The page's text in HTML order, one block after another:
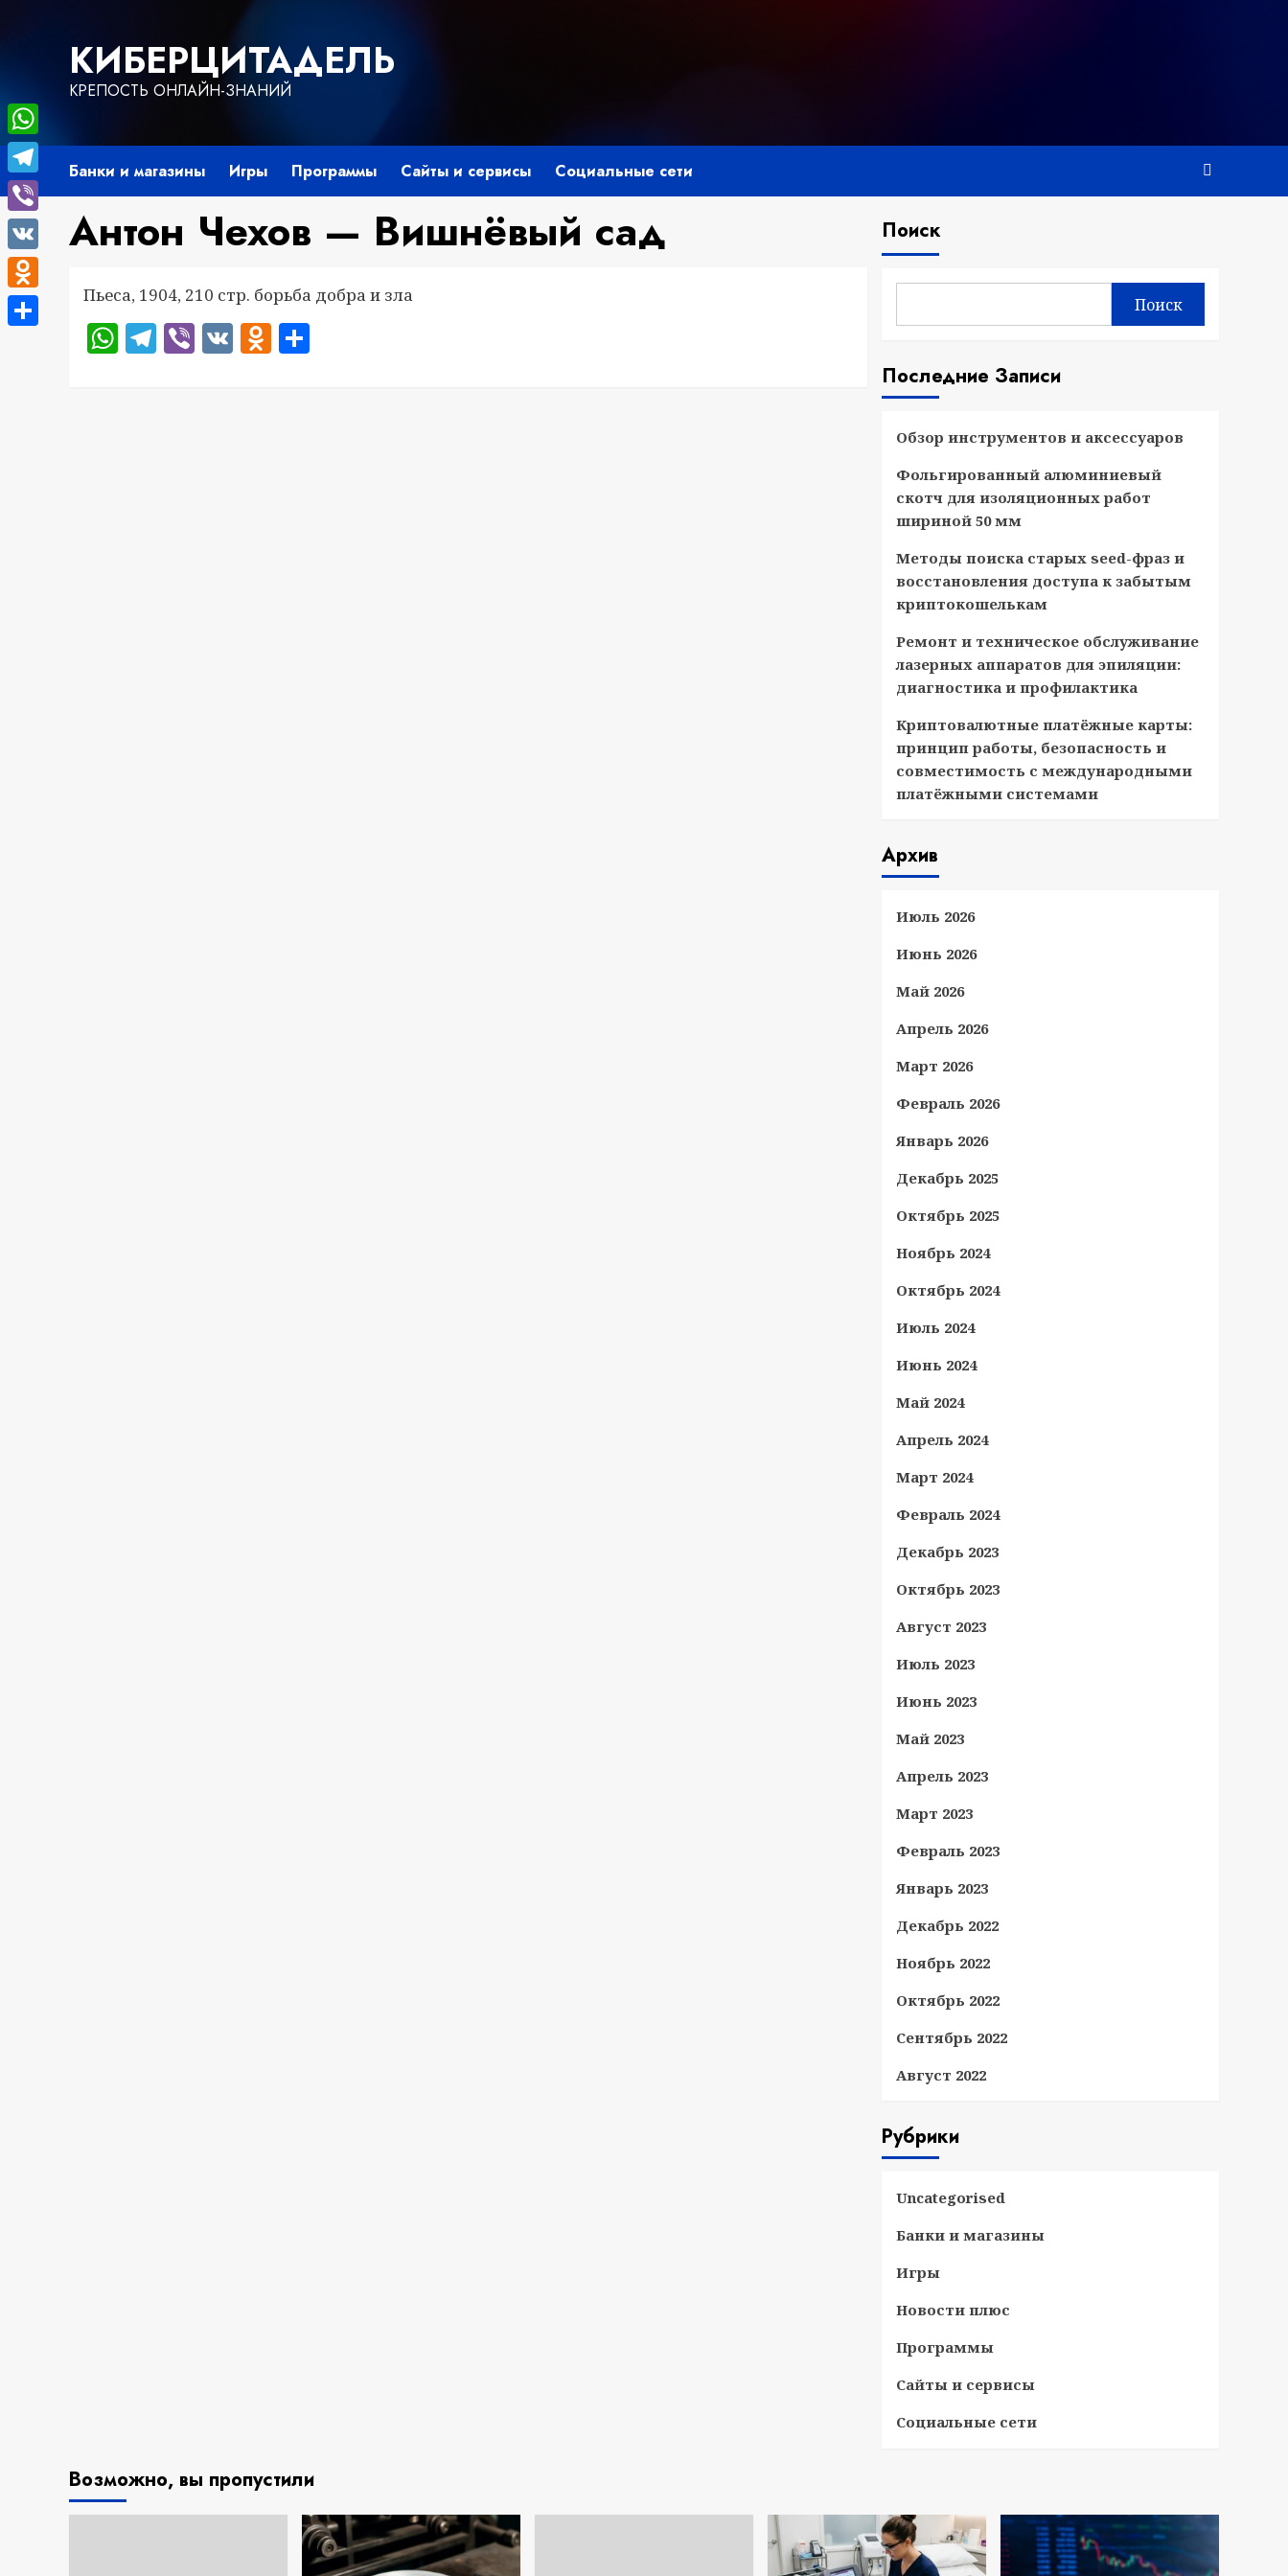
содержимомуКИБЕРЦИТАДЕЛЬ
КРЕПОСТЬ ОНЛАЙН-ЗНАНИЙ
Банки и магазины Игры Программы Сайты и сервисы Социальные сети
Антон Чехов — Вишнёвый сад
Пьеса, 1904, 210 стр. борьба добра и зла
WhatsApp
Telegram
Viber
VKOdnoklassniki
Поиск
Поиск
Последние Записи
Обзор инструментов и аксессуаров
Фольгированный алюминиевый
скотч для изоляционных работ
шириной 50 мм
Методы поиска старых seed-фраз и
восстановления доступа к забытым
криптокошелькам
Ремонт и техническое обслуживание
лазерных аппаратов для эпиляции:
диагностика и профилактика
Криптовалютные платёжные карты:
принцип работы, безопасность и
совместимость с международными
платёжными системами
Архив
Июль 2026
Июнь 2026
Май 2026
Апрель 2026
Март 2026
Февраль 2026
Январь 2026
Декабрь 2025
Октябрь 2025
Ноябрь 2024
Октябрь 2024
Июль 2024
Июнь 2024
Май 2024
Апрель 2024
Март 2024
Февраль 2024
Декабрь 2023
Октябрь 2023
Август 2023
Июль 2023
Июнь 2023
Май 2023
Апрель 2023
Март 2023
Февраль 2023
Январь 2023
Декабрь 2022
Ноябрь 2022
Октябрь 2022
Сентябрь 2022
Август 2022
Рубрики
Uncategorised
Банки и магазины
Игры
Новости плюс
Программы
Сайты и сервисы
Социальные сети
Возможно, вы пропустили
WhatsApp
Telegram
Viber
VK
Odnoklassniki
Отправить